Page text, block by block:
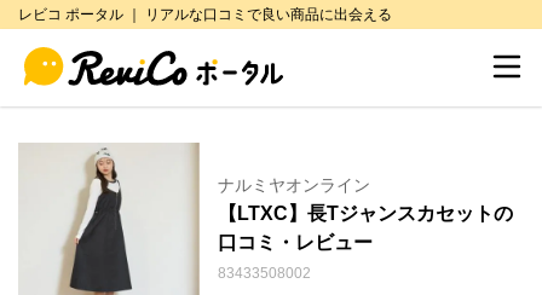
レビコ ポータル ｜ リアルな口コミで良い商品に出会える
ナルミヤオンライン
【LTXC】長Tジャンスカセットの
口コミ・レビュー
83433508002